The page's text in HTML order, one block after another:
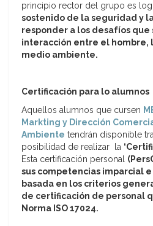
principio rector del grupo es
sostenido de la seguridad y
responder a los desafíos que
interacción entre el hombre,
medio ambiente.
Certificación para lo alumnos
Aquellos alumnos que cursen
Markting y Dirección
Ambiente tendrán disponible
posibilidad de realizar la
Esta certificación personal
sus competencias imparcial
basada en los criterios
de certificación de personal
Norma ISO 17024.